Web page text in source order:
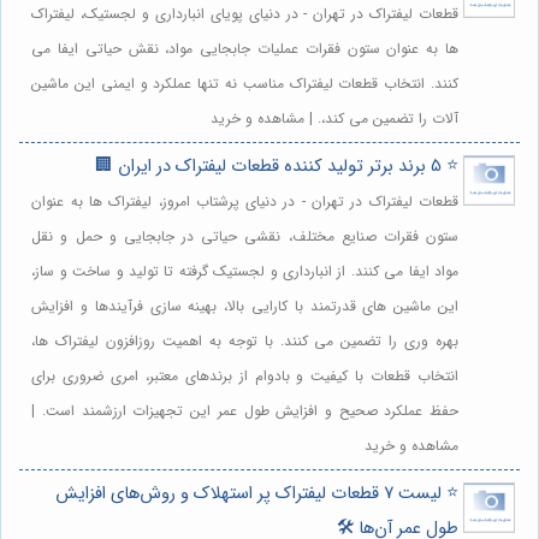
قطعات لیفتراک در تهران - در دنیای پویای انبارداری و لجستیک، لیفتراک
ها به عنوان ستون فقرات عملیات جابجایی مواد، نقش حیاتی ایفا می
کنند. انتخاب قطعات لیفتراک مناسب نه تنها عملکرد و ایمنی این ماشین
آلات را تضمین می کند،. | مشاهده و خرید
⭐️ 5 برند برتر تولید کننده قطعات لیفتراک در ایران 🏢
قطعات لیفتراک در تهران - در دنیای پرشتاب امروز، لیفتراک ها به عنوان
ستون فقرات صنایع مختلف، نقشی حیاتی در جابجایی و حمل و نقل
مواد ایفا می کنند. از انبارداری و لجستیک گرفته تا تولید و ساخت و ساز،
این ماشین های قدرتمند با کارایی بالا، بهینه سازی فرآیندها و افزایش
بهره وری را تضمین می کنند. با توجه به اهمیت روزافزون لیفتراک ها،
انتخاب قطعات با کیفیت و بادوام از برندهای معتبر، امری ضروری برای
حفظ عملکرد صحیح و افزایش طول عمر این تجهیزات ارزشمند است. |
مشاهده و خرید
⭐️ لیست 7 قطعات لیفتراک پر استهلاک و روش‌های افزایش
طول عمر آن‌ها 🛠️